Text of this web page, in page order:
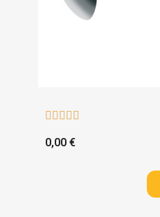
    
0,00 €